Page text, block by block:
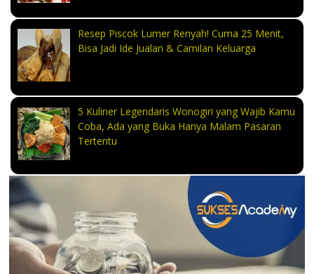
Resep Piscok Lumer Renyah! Cuma 25 Menit,
Bisa Jadi Ide Jualan & Camilan Keluarga
5 Kuliner Legendaris Wonogiri yang Wajib Kamu
Coba, Ada yang Buka Hanya Malam Pasaran
Tertentu